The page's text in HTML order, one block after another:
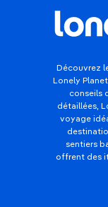
Découvrez
Lonely
conseils
détaillées,
voyage
sentiers
offrent des